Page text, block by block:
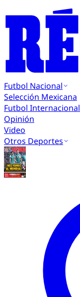
Futbol Nacional
Selección Mexicana
Futbol Internacional
Opinión
Video
Otros Deportes